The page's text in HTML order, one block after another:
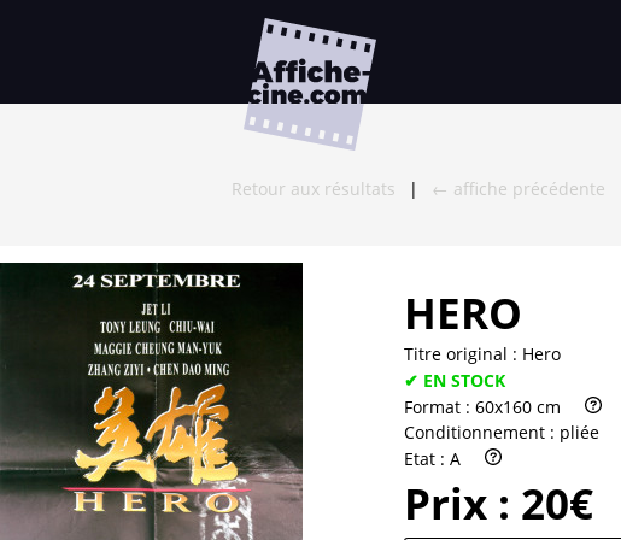
Retour aux résultats | ← affiche précédente
HERO
Titre original : Hero
✔ EN STOCK
Format : 60x160 cm
Conditionnement : pliée
Etat : A
Prix : 20€